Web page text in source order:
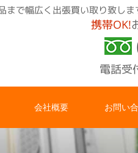
で幅広く出張買い取り致しま
携帯OK!
電話受
会社概要 お問い